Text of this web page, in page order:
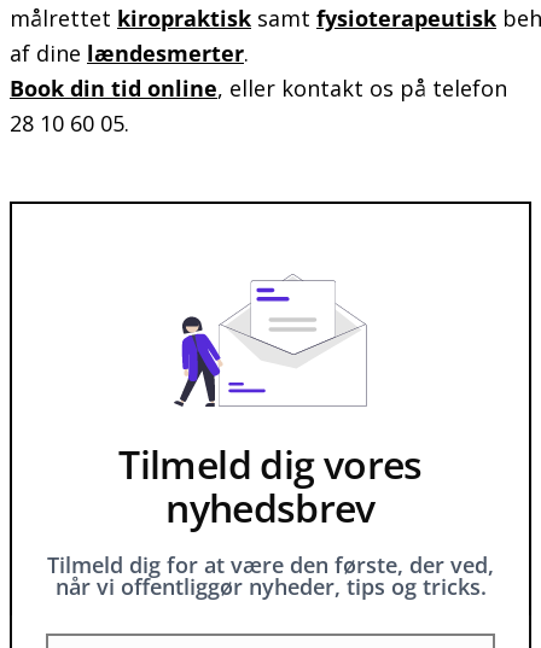
målrettet kiropraktisk samt fysioterapeutisk
af dine lændesmerter.
Book din tid online, eller kontakt os på telefon
28 10 60 05.
Tilmeld dig vores
nyhedsbrev
Tilmeld dig for at være den første, der ved,
når vi offentliggør nyheder, tips og tricks.